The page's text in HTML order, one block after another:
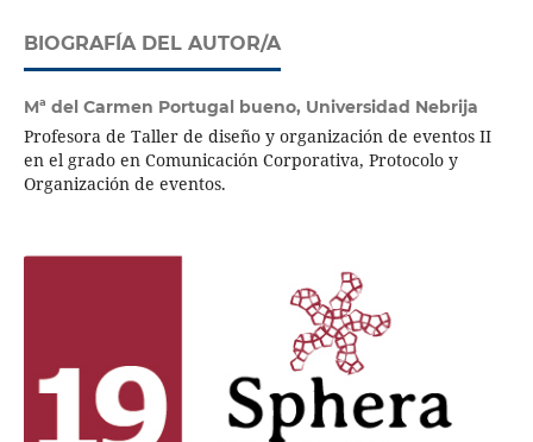
BIOGRAFÍA DEL AUTOR/A
Mª del Carmen Portugal bueno, Universidad Nebrija
Profesora de Taller de diseño y organización de eventos II
en el grado en Comunicación Corporativa, Protocolo y
Organización de eventos.